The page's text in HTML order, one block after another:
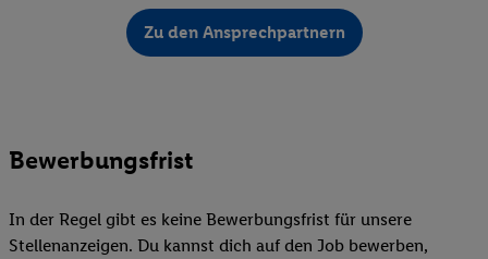
Zu den Ansprechpartnern
Bewerbungsfrist
In der Regel gibt es keine Bewerbungsfrist für unsere
Stellenanzeigen. Du kannst dich auf den Job bewerben,